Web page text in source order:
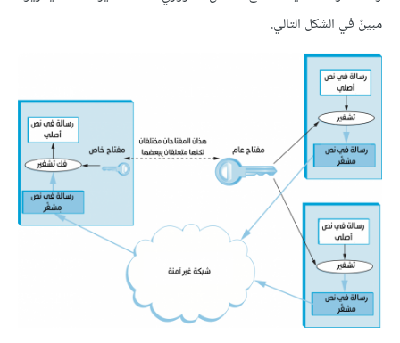
مبينٌ في الشكل التالي.